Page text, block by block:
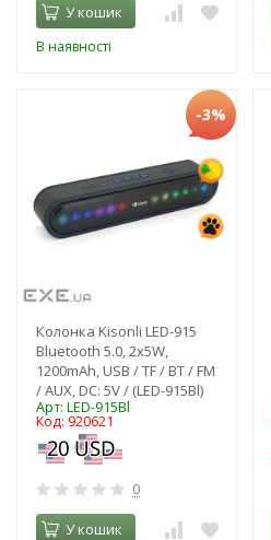
У кошик
В наявності
-3%
Колонка Kisonli LED-915
Bluetooth 5.0, 2х5W,
1200mAh, USB / TF / BT / FM
/ AUX, DC: 5V / (LED-915Bl)
Арт: LED-915Bl
Код: 920621
0
У кошик